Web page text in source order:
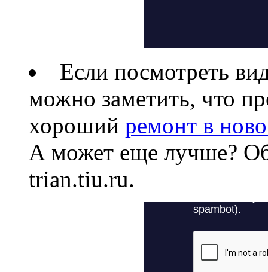
Если посмотреть
можно заметить, что
хороший ремонт в
А может еще лучше?
trian.tiu.ru.